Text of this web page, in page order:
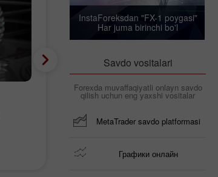
Календарь
тарифной игре
не будет?
InstaForeksdan "FX-1 poygasi"
Har juma birinchi bo'l
Savdo vositalari
Forexda muvaffaqiyatli onlayn savdo
qilish uchun eng yaxshi vositalar
MetaTrader savdo platformasi
Графики онлайн